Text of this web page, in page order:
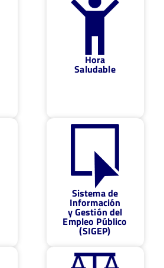
Hora
Saludable
Sistema de
Información
y Gestión del
Empleo Público
(SIGEP)